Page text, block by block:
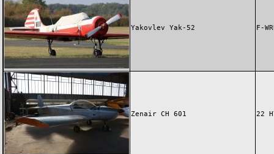
Yakovlev Yak-52 F-
Zenair CH 601 22